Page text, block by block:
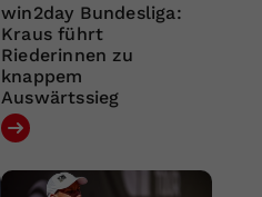
win2day Bundesliga:
Kraus führt
Riederinnen zu
knappem
Auswärtssieg